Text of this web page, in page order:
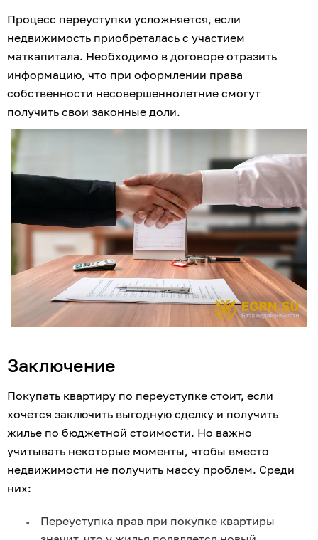
Процесс переуступки усложняется, если
недвижимость приобреталась с участием
маткапитала. Необходимо в договоре отразить
информацию, что при оформлении права
собственности несовершеннолетние смогут
получить свои законные доли.
Заключение
Покупать квартиру по переуступке стоит, если
хочется заключить выгодную сделку и получить
жилье по бюджетной стоимости. Но важно
учитывать некоторые моменты, чтобы вместо
недвижимости не получить массу проблем. Среди
них:
Переуступка прав при покупке квартиры